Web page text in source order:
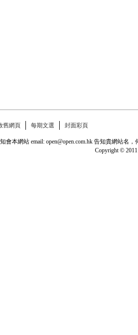
舊網頁 每期文選 封面彩頁
會本網站 email: open@open.com.hk 告知貴網站
Copyright © 2011